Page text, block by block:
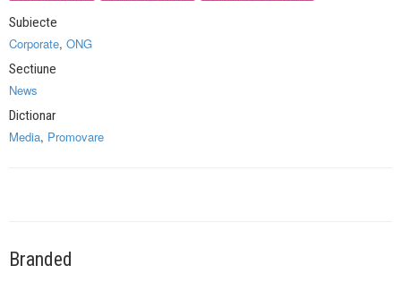
Subiecte
Corporate, ONG
Sectiune
News
Dictionar
Media, Promovare
Branded